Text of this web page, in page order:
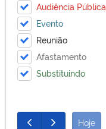
Audiência Pública
Evento
Reunião
Afastamento
Substituindo
Hoje